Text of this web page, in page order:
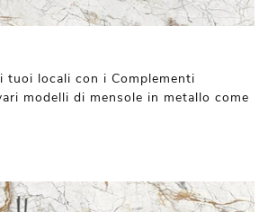
tuoi locali con i Complementi
modelli di mensole in metallo come